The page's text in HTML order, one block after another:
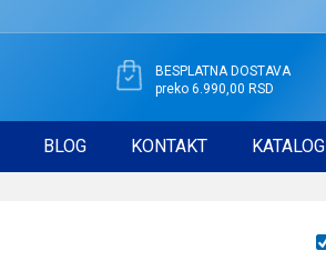
BESPLATNA DOSTAVA
preko 6.990,00 RSD
BLOG KONTAKT KATALOG